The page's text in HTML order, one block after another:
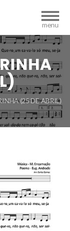
(25 DE ABRIL)